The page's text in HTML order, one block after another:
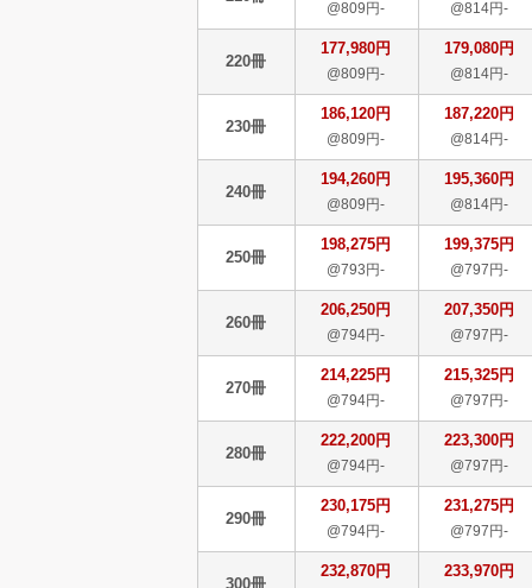
@809円- @814円-
220冊
177,980円
@809円-
179,080円
@814円-
230冊
186,120円
@809円-
187,220円
@814円-
240冊
194,260円
@809円-
195,360円
@814円-
250冊
198,275円
@793円-
199,375円
@797円-
260冊
206,250円
@794円-
207,350円
@797円-
270冊
214,225円
@794円-
215,325円
@797円-
280冊
222,200円
@794円-
223,300円
@797円-
290冊
230,175円
@794円-
231,275円
@797円-
300冊
232,870円 233,970円